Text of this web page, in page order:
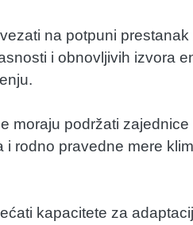
na potpuni
i obnovljivih izvora
moraju podržati
i rodno pravedne mere
kapacitete za